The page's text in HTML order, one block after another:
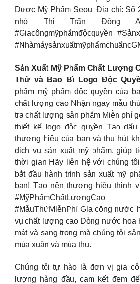
Dược Mỹ Phẩm Seoul Địa chỉ: Số
nhỏ Thị Trấn Đông
#Giacôngmỹphẩmđộcquyền
Sản Xuất Mỹ Phẩm Chất Lượng
Thử và Bao Bì Logo Độc
phẩm mỹ phẩm độc quyền của
chất lượng cao Nhận ngay mẫu
tra chất lượng sản phẩm Miễn phí
thiết kế logo độc quyền Tạo
thương hiệu của bạn và thu hút
dịch vụ sản xuất mỹ phẩm, giúp
thời gian Hãy liên hệ với chúng
bắt đầu hành trình sản xuất mỹ
bạn! Tạo nên thương hiệu thịnh
#MẫuThửMiễnPhí Gia công nước
vụ chất lượng cao Dòng nước hoa
mát và sang trọng mà chúng tôi
mùa xuân và mùa thu.
Chúng tôi tự hào là đơn vị gia
lượng hàng đầu, cam kết đem